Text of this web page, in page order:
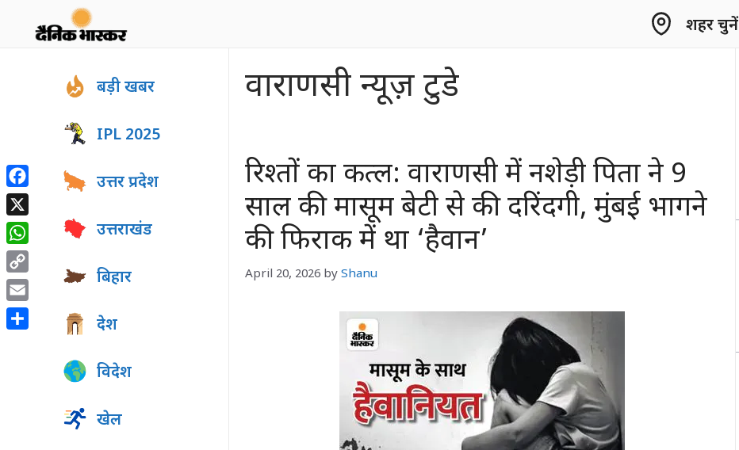
शहर चुनें
वाराणसी न्यूज़ टुडे
रिश्तों का कत्ल: वाराणसी में नशेड़ी पिता ने 9
साल की मासूम बेटी से की दरिंदगी, मुंबई भागने
की फिराक में था ‘हैवान’
April 20, 2026 by Shanu
बड़ी खबर
IPL 2025
उत्तर प्रदेश
उत्तराखंड
बिहार
देश
विदेश
खेल
Facebook
X
WhatsApp
Copy
Link
Email